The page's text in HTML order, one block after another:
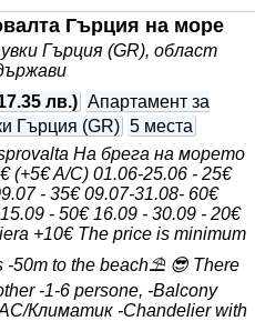
Осигурени хавлии,
и готвене. Без домашни
Гърция на море
Гърция (GR), област
лв.) Апартамент за
Гърция (GR) 5 места
На брега на морето
(+5€ A/C) 01.06-25.06 - 25€
- 35€ 09.07-31.08- 60€
- 50€ 16.09 - 30.09 - 20€
+10€ The price is minimum
-50m to the beach⛱️ 😎 There
-1-6 persone, -Balcony
Климатик -Chandelier with